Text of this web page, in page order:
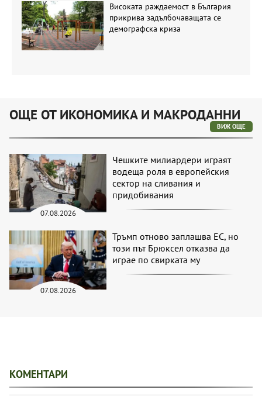
Високата раждаемост в България
прикрива задълбочаващата се
демографска криза
ОЩЕ ОТ ИКОНОМИКА И МАКРОДАННИ
ВИЖ ОЩЕ
07.08.2026
Чешките милиардери играят
водеща роля в европейския
сектор на сливания и
придобивания
07.08.2026
Тръмп отново заплашва ЕС, но
този път Брюксел отказва да
играе по свирката му
КОМЕНТАРИ